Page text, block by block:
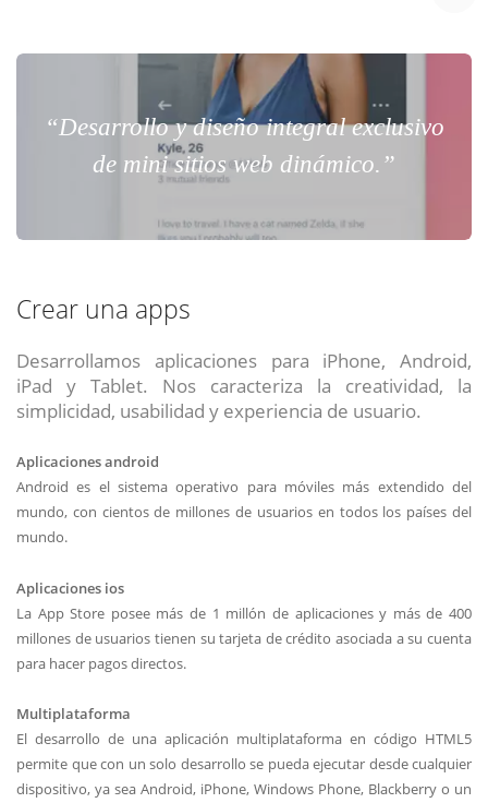
“Desarrollo y diseño integral exclusivo
de mini sitios web dinámico.”
Crear una apps
Desarrollamos aplicaciones para iPhone, Android,
iPad y Tablet. Nos caracteriza la creatividad, la
simplicidad, usabilidad y experiencia de usuario.
Aplicaciones android
Android es el sistema operativo para móviles más extendido del
mundo, con cientos de millones de usuarios en todos los países del
mundo.
Aplicaciones ios
La App Store posee más de 1 millón de aplicaciones y más de 400
millones de usuarios tienen su tarjeta de crédito asociada a su cuenta
para hacer pagos directos.
Multiplataforma
El desarrollo de una aplicación multiplataforma en código HTML5
permite que con un solo desarrollo se pueda ejecutar desde cualquier
dispositivo, ya sea Android, iPhone, Windows Phone, Blackberry o un